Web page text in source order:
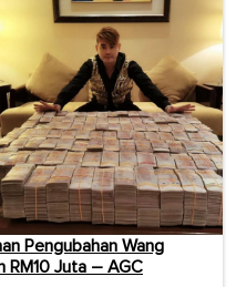
Pengubahan Wang
RM10 Juta – AGC